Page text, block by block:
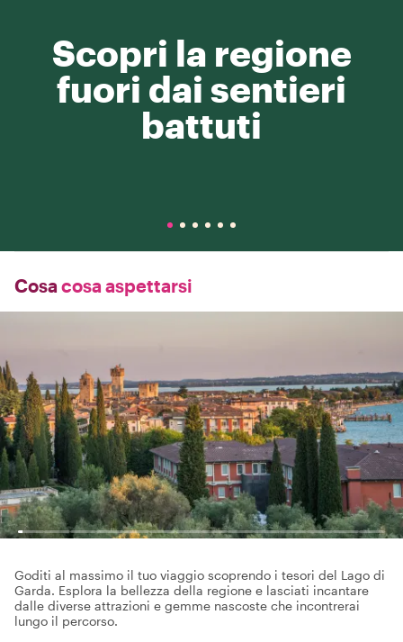
Scopri la regione
fuori dai sentieri
battuti
Cosa cosa aspettarsi
Goditi al massimo il tuo viaggio scoprendo i tesori del Lago di
Garda. Esplora la bellezza della regione e lasciati incantare
dalle diverse attrazioni e gemme nascoste che incontrerai
lungo il percorso.